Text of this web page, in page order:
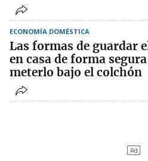
ECONOMÍA DOMÉSTICA
Las formas de guardar
en casa de forma
meterlo bajo el colchón